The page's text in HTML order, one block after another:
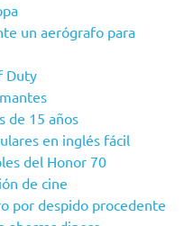
un aerógrafo para
Duty
de 15 años
en inglés fácil
del Honor 70
de cine
por despido procedente